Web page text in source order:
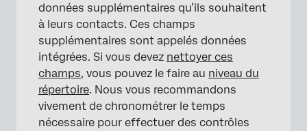
données supplémentaires qu’ils souhaitent
à leurs contacts. Ces champs
supplémentaires sont appelés données
intégrées. Si vous devez nettoyer ces
champs, vous pouvez le faire au niveau du
répertoire. Nous vous recommandons
vivement de chronométrer le temps
nécessaire pour effectuer des contrôles